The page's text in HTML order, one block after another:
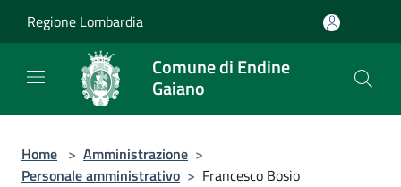
Regione Lombardia
Comune di Endine
Gaiano
Home > Amministrazione >
Personale amministrativo > Francesco Bosio